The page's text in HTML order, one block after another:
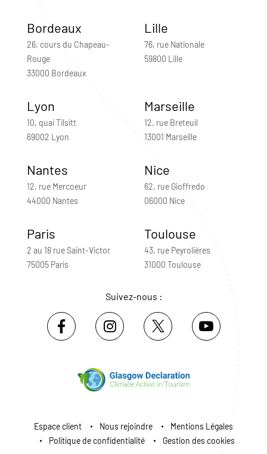
Bordeaux
26, cours du Chapeau-
Rouge
33000 Bordeaux
Lille
76, rue Nationale
59800 Lille
Lyon
10, quai Tilsitt
69002 Lyon
Marseille
12, rue Breteuil
13001 Marseille
Nantes
12, rue Mercoeur
44000 Nantes
Nice
62, rue Gioffredo
06000 Nice
Paris
2 au 18 rue Saint-Victor
75005 Paris
Toulouse
43, rue Peyrolières
31000 Toulouse
Suivez-nous :
Espace client Nous rejoindre
Mentions Légales
Politique de confidentialité
Gestion des cookies